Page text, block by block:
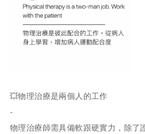
💥物理治療是兩個人的工作
-
物理治療師需具備軟跟硬實力，除了